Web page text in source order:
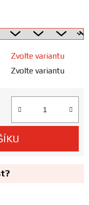
Zvolte variantu
Zvolte variantu